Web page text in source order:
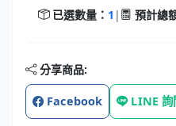
已選數量： 1 | 預計總
分享商品:
Facebook LINE 詢